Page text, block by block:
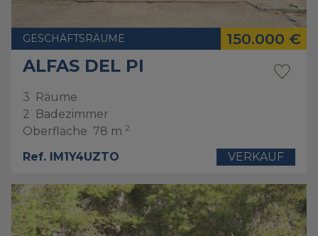
GESCHÄFTSRÄUME 150.000 €
ALFAS DEL PI
3
Räume
2
Badezimmer
Oberfläche 78 m 2
Ref. IM1Y4UZTO VERKAUF